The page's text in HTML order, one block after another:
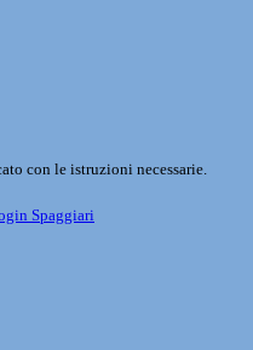
con le istruzioni necessarie.
Spaggiari